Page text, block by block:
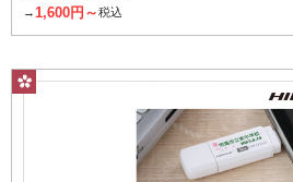
→ 1,600円～税込